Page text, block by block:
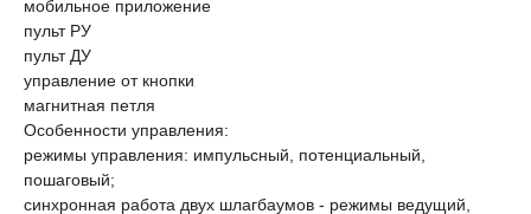
мобильное приложение
пульт РУ
пульт ДУ
управление от кнопки
магнитная петля
Особенности управления:
режимы управления: импульсный, потенциальный,
пошаговый;
синхронная работа двух шлагбаумов - режимы ведущий,